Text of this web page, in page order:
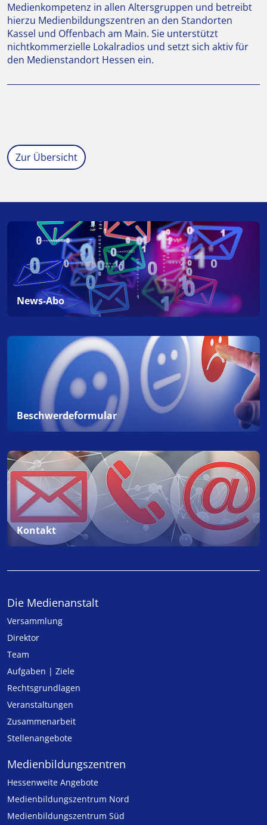
Medienkompetenz in allen Altersgruppen und betreibt
hierzu Medienbildungszentren an den Standorten
Kassel und Offenbach am Main. Sie unterstützt
nichtkommerzielle Lokalradios und setzt sich aktiv für
den Medienstandort Hessen ein.
Zur Übersicht
News-Abo
Beschwerdeformular
Kontakt
Die Medienanstalt
Versammlung
Direktor
Team
Aufgaben | Ziele
Rechtsgrundlagen
Veranstaltungen
Zusammenarbeit
Stellenangebote
Medien­bildungs­zentren
Hessenweite Angebote
Medienbildungszentrum Nord
Medienbildungszentrum Süd